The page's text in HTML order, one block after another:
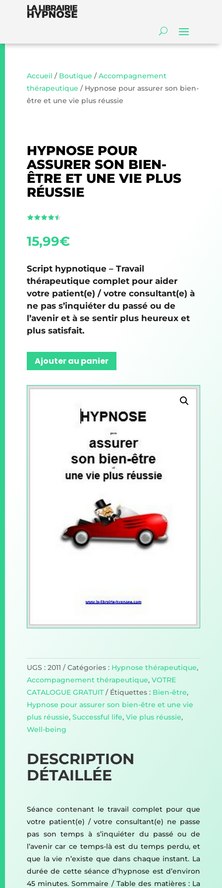
Accueil / Boutique /Accompagnement
thérapeutique / Hypnose pour assurer son bien-
être et une vie plus réussie
HYPNOSE POUR
ASSURER SON BIEN-
ÊTRE ET UNE VIE PLUS
RÉUSSIE
15,99€
Script hypnotique – Travail
thérapeutique complet pour aider
votre patient(e) / votre consultant(e) à
ne pas s’inquiéter du passé ou de
l’avenir et à se sentir plus heureux et
plus satisfait.
Ajouter au panier
UGS : 2011 Catégories : Hypnose thérapeutique,
Accompagnement thérapeutique, VOTRE
CATALOGUE GRATUIT
Étiquettes : Bien-être,
Hypnose pour assurer son bien-être et une vie
plus réussie, Successful life, Vie plus réussie,
Well-being
DESCRIPTION
DÉTAILLÉE
Séance contenant le travail complet pour que
votre patient(e) / votre consultant(e) ne passe
pas son temps à s’inquiéter du passé ou de
l’avenir car ce temps-là est du temps perdu, et
que la vie n’existe que dans chaque instant. La
durée de cette séance d’hypnose est d’environ
45 minutes. Sommaire / Table des matières : La